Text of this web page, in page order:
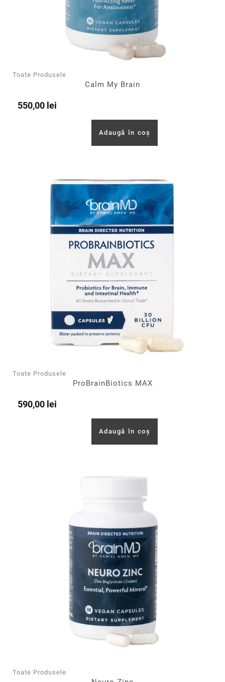
Toate Produsele
Calm My Brain
550,00 lei
Adaugă în coș
Toate Produsele
ProBrainBiotics MAX
590,00 lei
Adaugă în coș
Toate Produsele